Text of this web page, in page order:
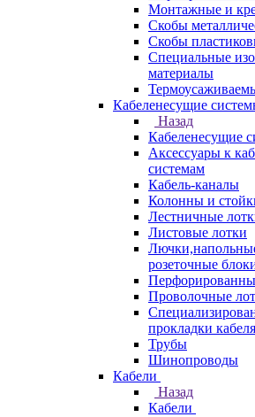
Монтажные и
Скобы
Скобы
Специальные
материалы
Кабеленесущие
Назад
Кабеленесущие
Аксессуары к
системам
Кабель-каналы
Колонны и
Лестничные
Листовые лотки
розеточные
Проволочные
прокладки кабеля
Трубы
Шинопроводы
Кабели
Назад
Кабели